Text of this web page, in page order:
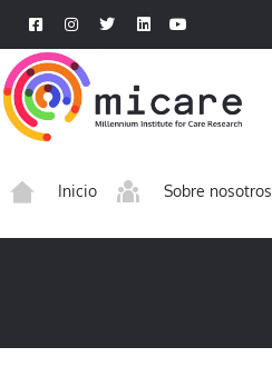
Inicio Sobre nosotros